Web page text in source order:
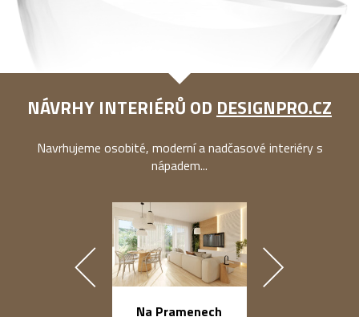
NÁVRHY INTERIÉRŮ OD DESIGNPRO.CZ
Navrhujeme osobité, moderní a nadčasové interiéry s
nápadem...
Na Pramenech